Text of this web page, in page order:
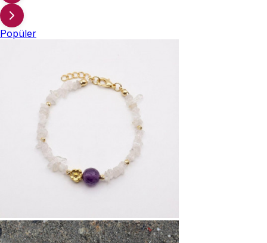
Popüler